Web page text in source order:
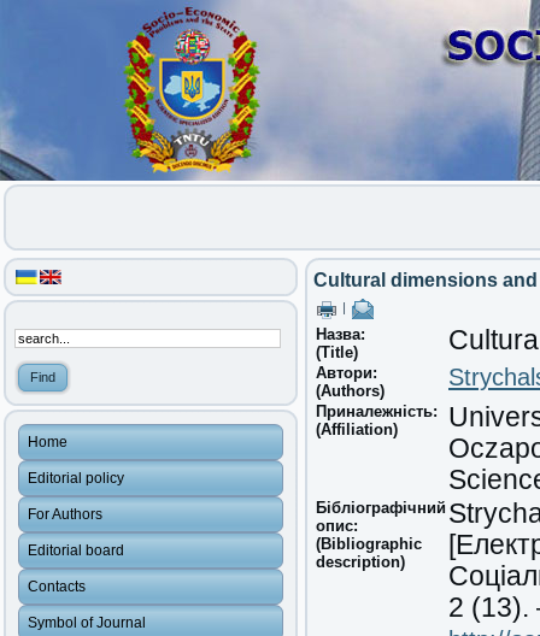
Home
Editorial policy
For Authors
Editorial board
Contacts
Symbol of Journal
Cultural dimensions
Назва:
(Title)
Автори:
(Authors)
Приналежність:
(Affiliation)
Бібліографічний
опис:
(Bibliographic
description)
2